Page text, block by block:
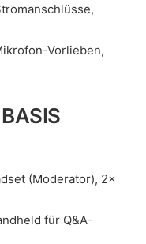
Vorlieben,
(Moderator), 2×
für Q&A-